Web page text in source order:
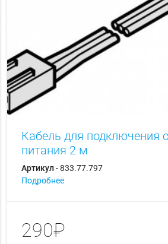
Кабель для подключения
питания 2 м
Артикул- 833.77.797
Подробнее
290₽